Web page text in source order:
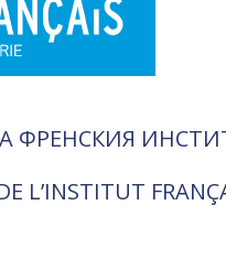
L’INSTITUT